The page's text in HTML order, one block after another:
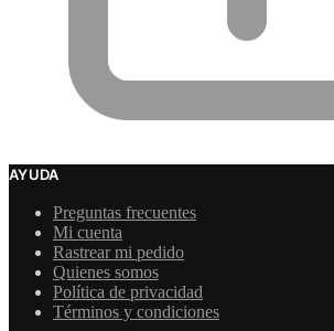
AYUDA
Preguntas frecuentes
Mi cuenta
Rastrear mi pedido
Quienes somos
Política de privacidad
Términos y condiciones